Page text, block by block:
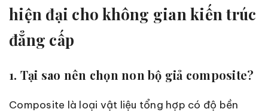
hiện đại cho không gian kiến trúc
đẳng cấp
1. Tại sao nên chọn non bộ giả composite?
Composite là loại vật liệu tổng hợp có độ bền